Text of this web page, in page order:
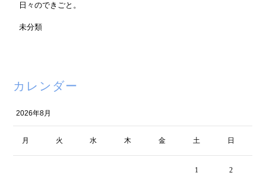
日々のできごと。
未分類
カレンダー
2026年8月
月 火 水 木 金 土 日
1 2